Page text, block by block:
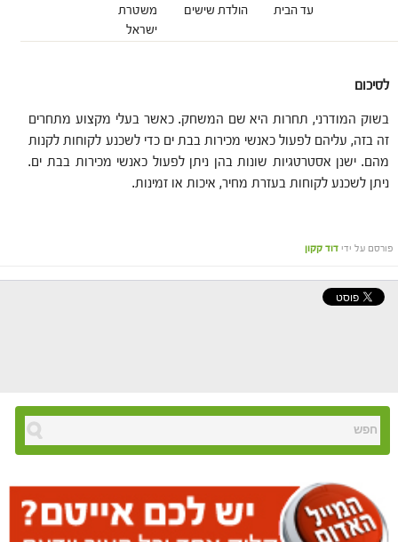
עד הבית
הולדת שישים
משטרת
ישראל
לסיכום
בשוק המודרני, תחרות היא שם המשחק. כאשר בעלי מקצוע מתחרים
זה בזה, עליהם לפעול כאנשי מכירות בבת ים כדי לשכנע לקוחות לקנות
מהם. ישנן אסטרטגיות שונות בהן ניתן לפעול כאנשי מכירות בבת ים.
ניתן לשכנע לקוחות בעזרת מחיר, איכות או זמינות.
פורסם על ידי דוד קקון